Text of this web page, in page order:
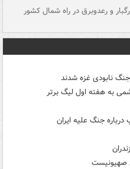
رگبار و رعدوبرق در راه شمال کشور
نابودی غزه شدند
به هفته اول لیگ برتر
جنگ علیه ایران
صهیونیست